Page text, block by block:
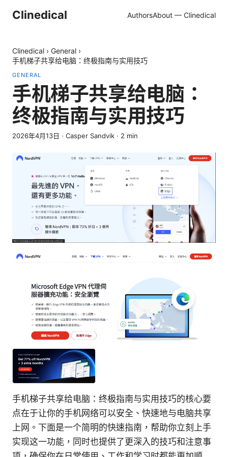
Clinedical AuthorsAbout — Clinedical
Clinedical › General ›
手机梯子共享给电脑：终极指南与实用技巧
GENERAL
手机梯子共享给电脑：
终极指南与实用技巧
2026年4月13日 · Casper Sandvik · 2 min
手机梯子共享给电脑：终极指南与实用技巧的核心要
点在于让你的手机网络可以安全、快速地与电脑共享
上网。下面是一个简明的快速指南，帮助你立刻上手
实现这一功能，同时也提供了更深入的技巧和注意事